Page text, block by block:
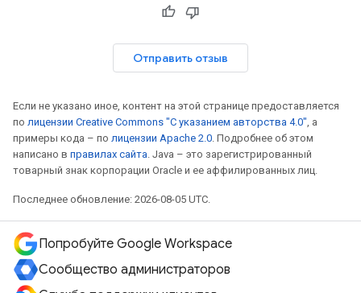
Отправить отзыв
Если не указано иное, контент на этой странице предоставляется
по лицензии Creative Commons "С указанием авторства 4.0", а
примеры кода – по лицензии Apache 2.0. Подробнее об этом
написано в правилах сайта. Java – это зарегистрированный
товарный знак корпорации Oracle и ее аффилированных лиц.
Последнее обновление: 2026-08-05 UTC.
Попробуйте Google Workspace
Сообщество администраторов